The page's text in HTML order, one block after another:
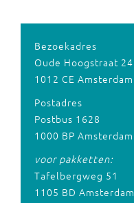
Bezoekadres
Oude Hoogstraat 24
1012 CE Amsterdam
Postadres
Postbus 1628
1000 BP Amsterdam
voor pakketten:
Tafelbergweg 51
1105 BD Amsterdam